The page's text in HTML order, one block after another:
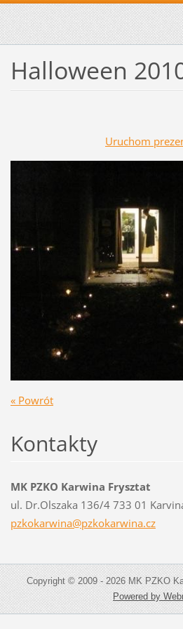
Halloween
Uruchom
« Powrót
Kontakty
MK PZKO Karwina Frysztat
ul. Dr.Olszaka 136/4 733 01
pzkokarwina@pzkokarwina.cz
Copyright © 2009 - 2026 MK PZKO
Powered by